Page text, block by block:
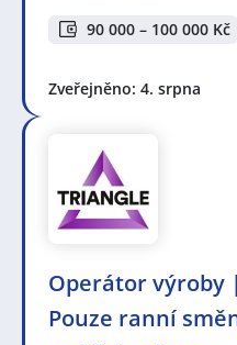
90 000 – 100 000 Kč
Zveřejněno: 4. srpna
Operátor výroby
Pouze ranní